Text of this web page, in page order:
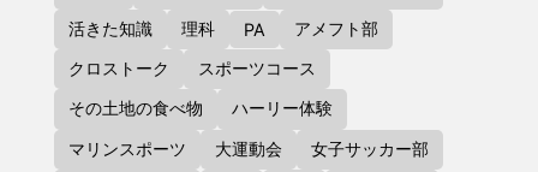
活きた知識
理科 PA
アメフト部
クロストーク
スポーツコース
その土地の食べ物
ハーリー体験
マリンスポーツ
大運動会
女子サッカー部